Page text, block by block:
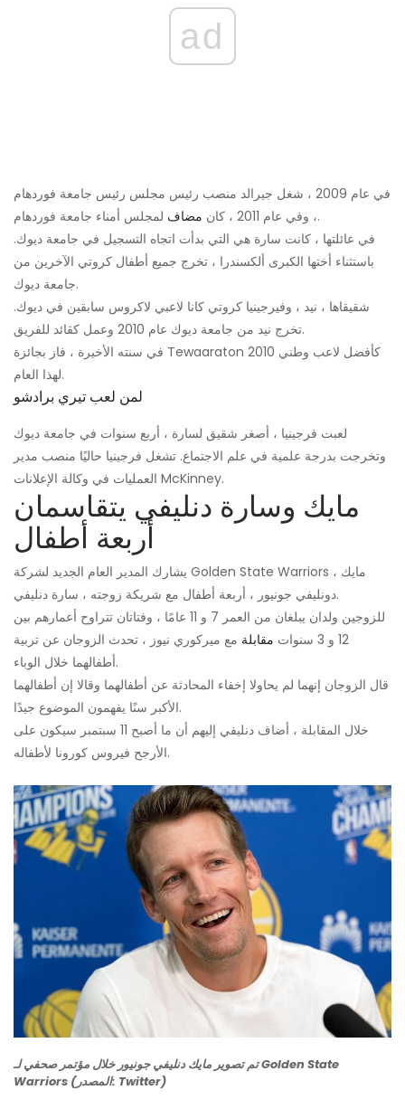
ad
في عام 2009 ، شغل جيرالد منصب رئيس مجلس رئيس جامعة فوردهام
، وفي عام 2011 ، كان
مضاف
لمجلس أمناء جامعة فوردهام.
في عائلتها ، كانت سارة هي التي بدأت اتجاه التسجيل في جامعة ديوك.
باستثناء أختها الكبرى ألكسندرا ، تخرج جميع أطفال كروتي الآخرين من
جامعة ديوك.
شقيقاها ، نيد ، وفيرجينيا كروتي كانا لاعبي لاكروس سابقين في ديوك.
تخرج نيد من جامعة ديوك عام 2010 وعمل كقائد للفريق.
في سنته الأخيرة ، فاز بجائزة Tewaaraton 2010 كأفضل لاعب وطني
لهذا العام.
لمن لعب تيري برادشو
لعبت فرجينيا ، أصغر شقيق لسارة ، أربع سنوات في جامعة ديوك
وتخرجت بدرجة علمية في علم الاجتماع. تشغل فرجينيا حاليًا منصب مدير
العمليات في وكالة الإعلانات McKinney.
مايك وسارة دنليفي يتقاسمان
أربعة أطفال
يشارك المدير العام الجديد لشركة Golden State Warriors ، مايك
دونليفي جونيور ، أربعة أطفال مع شريكة زوجته ، سارة دنليفي.
للزوجين ولدان يبلغان من العمر 7 و 11 عامًا ، وفتاتان تتراوح أعمارهم بين
12 و 3 سنوات
مقابلة مع ميركوري نيوز ، تحدث الزوجان عن تربية
أطفالهما خلال الوباء.
قال الزوجان إنهما لم يحاولا إخفاء المحادثة عن أطفالهما وقالا إن أطفالهما
الأكبر سنًا يفهمون الموضوع جيدًا.
خلال المقابلة ، أضاف دنليفي إليهم أن ما أصبح 11 سبتمبر سيكون على
الأرجح فيروس كورونا لأطفاله.
تم تصوير مايك دنليفي جونيور خلال مؤتمر صحفي لـ Golden State
Warriors (المصدر: Twitter)